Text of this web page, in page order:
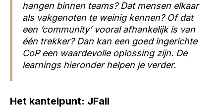
hangen binnen teams? Dat mensen elkaar
als vakgenoten te weinig kennen? Of dat
een ‘community’ vooral afhankelijk is van
één trekker? Dan kan een goed ingerichte
CoP een waardevolle oplossing zijn. De
learnings hieronder helpen je verder.
Het kantelpunt: JFall